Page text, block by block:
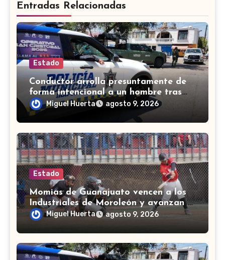
Entradas Relacionadas
Estado
Conductor arrolla presuntamente de
forma intencional a un hombre tras
una riña en Celaya
Miguel Huerta agosto 9, 2026
Estado
Momias de Guanajuato vencen a los
Industriales de Moroleón y avanzan a
la final estatal de béisbol
Miguel Huerta agosto 9, 2026